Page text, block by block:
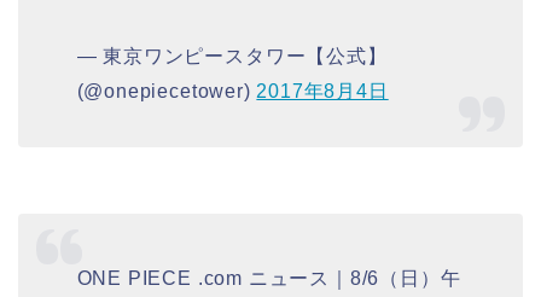
— 東京ワンピースタワー【公式】
(@onepiecetower) 2017年8月4日
ONE PIECE .com ニュース｜8/6（日）午